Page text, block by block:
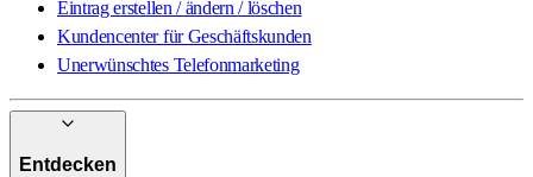
Eintrag erstellen / ändern / löschen
Kundencenter für Geschäftskunden
Unerwünschtes Telefonmarketing
Entdecken